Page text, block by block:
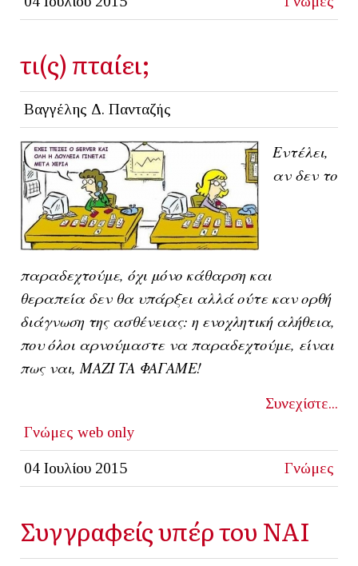
τι(ς) πταίει;
Βαγγέλης Δ. Πανταζής
Εντέλει,
αν δεν το
παραδεχτούμε, όχι μόνο κάθαρση και
θεραπεία δεν θα υπάρξει αλλά ούτε καν ορθή
διάγνωση της ασθένειας: η ενοχλητική αλήθεια,
που όλοι αρνούμαστε να παραδεχτούμε, είναι
πως ναι, ΜΑΖΙ ΤΑ ΦΑΓΑΜΕ!
Συνεχίστε...
Γνώμες web only
04 Ιουλίου 2015 Γνώμες
Συγγραφείς υπέρ του ΝΑΙ